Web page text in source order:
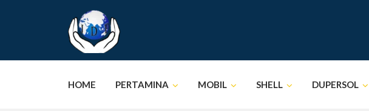
HOME PERTAMINA MOBIL SHELL DUPERSOL